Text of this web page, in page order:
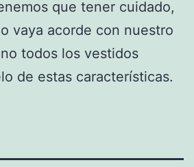
que tener cuidado,
vaya acorde con nuestro
todos los vestidos
de estas características.